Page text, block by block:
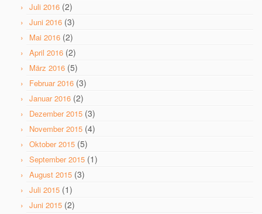
Juli 2016 (2)
Juni 2016 (3)
Mai 2016 (2)
April 2016 (2)
März 2016 (5)
Februar 2016 (3)
Januar 2016 (2)
Dezember 2015 (3)
November 2015 (4)
Oktober 2015 (5)
September 2015 (1)
August 2015 (3)
Juli 2015 (1)
Juni 2015 (2)